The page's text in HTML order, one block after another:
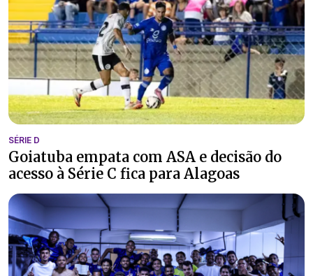
SÉRIE D
Goiatuba empata com ASA e decisão do
acesso à Série C fica para Alagoas